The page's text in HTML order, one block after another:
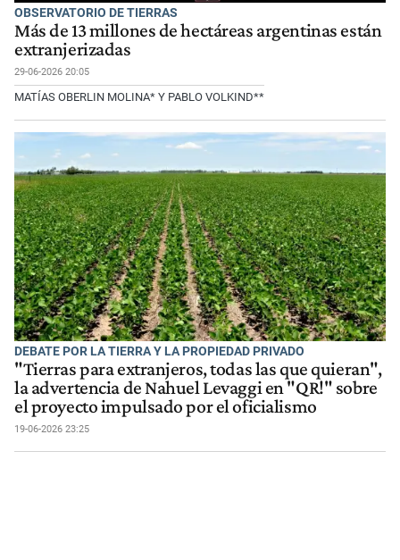
OBSERVATORIO DE TIERRAS
Más de 13 millones de hectáreas argentinas están
extranjerizadas
29-06-2026 20:05
MATÍAS OBERLIN MOLINA* Y PABLO VOLKIND**
DEBATE POR LA TIERRA Y LA PROPIEDAD PRIVADO
"Tierras para extranjeros, todas las que quieran",
la advertencia de Nahuel Levaggi en "QR!" sobre
el proyecto impulsado por el oficialismo
19-06-2026 23:25